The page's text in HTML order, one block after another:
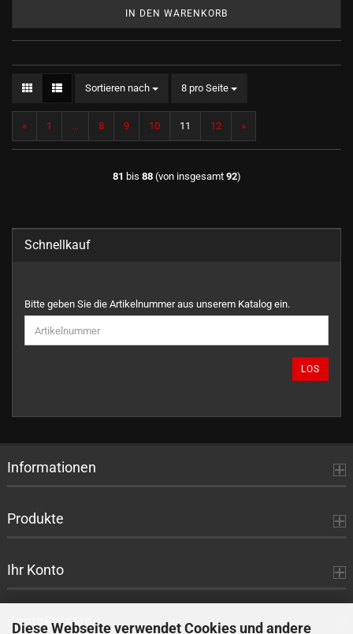
Diese Webseite verwendet Cookies und andere
IN DEN WARENKORB
Sortieren nach
Sortieren nach 8 pro Seite
pro Seite
« 1 ... 8 9 10 11 12 »
81 bis 88(von insgesamt 92)
Schnellkauf
BITTE
GEBEN
SIE
DIE
EIN.
Bitte geben Sie die Artikelnummer aus unserem Katalog ein.
LOS
Informationen
Produkte
Ihr Konto
Kontaktdaten